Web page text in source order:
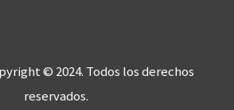
© 2024. Todos los derechos
reservados.